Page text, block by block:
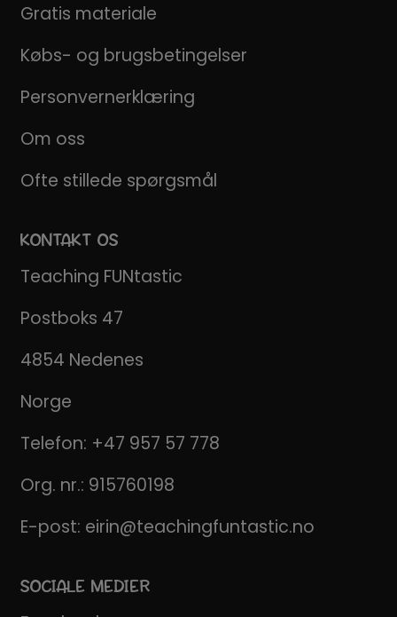
Gratis materiale
Købs- og brugsbetingelser
Personvernerklæring
Om oss
Ofte stillede spørgsmål
KONTAKT OS
Teaching FUNtastic
Postboks 47
4854 Nedenes
Norge
Telefon: +47 957 57 778
Org. nr.: 915760198
E-post: eirin@teachingfuntastic.no
SOCIALE MEDIER